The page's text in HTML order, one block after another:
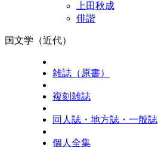
上田秋成
俳諧
国文学（近代）
雑誌（原書）
複刻雑誌
同人誌・地方誌・一般誌
個人全集